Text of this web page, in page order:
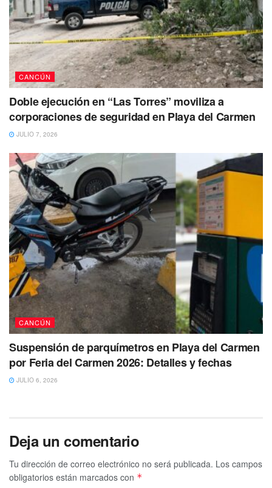
CANCÚN
Doble ejecución en “Las Torres” moviliza a
corporaciones de seguridad en Playa del Carmen
JULIO 7, 2026
CANCÚN
Suspensión de parquímetros en Playa del Carmen
por Feria del Carmen 2026: Detalles y fechas
JULIO 6, 2026
Deja un comentario
Tu dirección de correo electrónico no será publicada. Los campos
obligatorios están marcados con *